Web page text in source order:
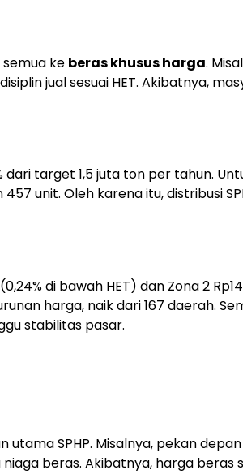
ke beras khusus harga.
jual sesuai HET. Akibatnya,
target 1,5 juta ton per tahun.
unit. Oleh karena itu, distribusi
di bawah HET) dan Zona 2
harga, naik dari 167 daerah.
stabilitas pasar.
SPHP. Misalnya, pekan
beras. Akibatnya, harga beras